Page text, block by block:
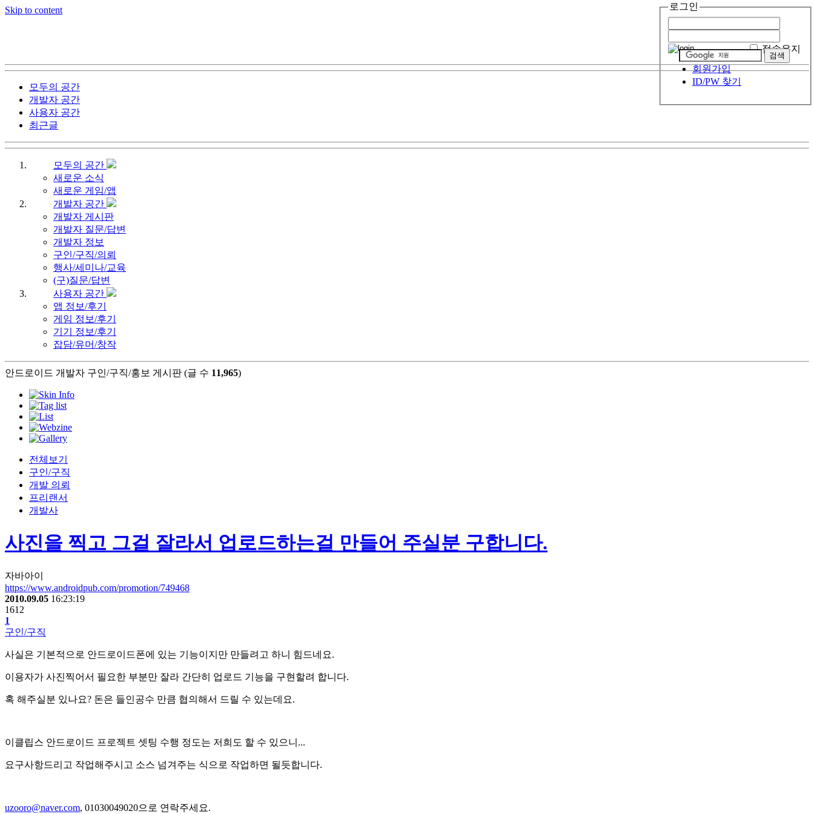
Skip to content
모두의 공간
개발자 공간
사용자 공간
최근글
로그인
접속유지
회원가입
ID/PW 찾기
모두의 공간
새로운 소식
새로운 게임/앱
개발자 공간
개발자 게시판
개발자 질문/답변
개발자 정보
구인/구직/의뢰
행사/세미나/교육
(구)질문/답변
사용자 공간
앱 정보/후기
게임 정보/후기
기기 정보/후기
잡담/유머/창작
안드로이드 개발자 구인/구직/홍보 게시판 (글 수 11,965)
전체보기
구인/구직
개발 의뢰
프리랜서
개발사
사진을 찍고 그걸 잘라서 업로드하는걸 만들어 주실분 구합니다.
자바아이
https://www.androidpub.com/promotion/749468
2010.09.05 16:23:19
1612
1
구인/구직
사실은 기본적으로 안드로이드폰에 있는 기능이지만 만들려고 하니 힘드네요.
이용자가 사진찍어서 필요한 부분만 잘라 간단히 업로드 기능을 구현할려 합니다.
혹 해주실분 있나요? 돈은 들인공수 만큼 협의해서 드릴 수 있는데요.
이클립스 안드로이드 프로젝트 셋팅 수행 정도는 저희도 할 수 있으니...
요구사항드리고 작업해주시고 소스 넘겨주는 식으로 작업하면 될듯합니다.
uzooro@naver.com, 01030049020으로 연락주세요.